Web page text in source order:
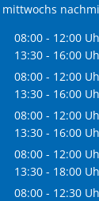
08:00 - 12:00
Von 08:00 bis
13:30 - 16:00
Von 13:30 bis
08:00 - 12:00
Von 08:00 bis
13:30 - 16:00
Von 13:30 bis
08:00 - 12:00
Von 08:00 bis
13:30 - 16:00
Von 13:30 bis
08:00 - 12:00
Von 08:00 bis
13:30 - 18:00
Von 13:30 bis
08:00 - 12:30